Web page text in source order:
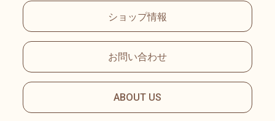
ショップ情報
お問い合わせ
ABOUT US